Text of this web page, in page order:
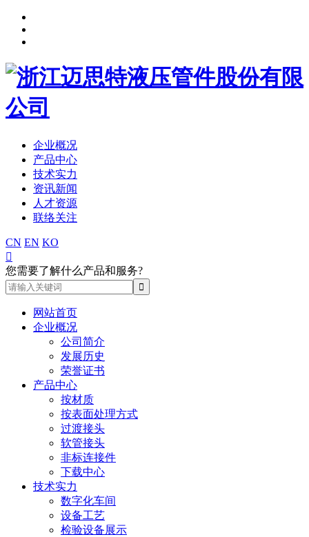
企业概况
产品中心
技术实力
资讯新闻
人才资源
联络关注
CN EN KO

您需要了解什么产品和服务?
网站首页
企业概况
公司简介
发展历史
荣誉证书
产品中心
按材质
按表面处理方式
过渡接头
软管接头
非标连接件
下载中心
技术实力
数字化车间
设备工艺
检验设备展示